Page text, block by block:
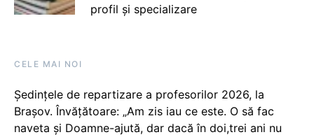
profil și specializare
CELE MAI NOI
Ședințele de repartizare a profesorilor 2026, la
Brașov. Învățătoare: „Am zis iau ce este. O să fac
naveta și Doamne-ajută, dar dacă în doi,trei ani nu